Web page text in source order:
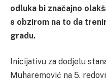
odluka bi značajno
s obzirom na to da
gradu.
Inicijativu za dodjelu
Muharemović na 5.